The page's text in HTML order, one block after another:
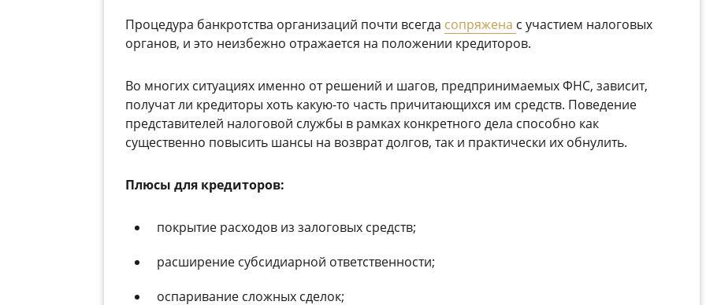
Процедура банкротства организаций почти всегда сопряжена с участием налоговых
органов, и это неизбежно отражается на положении кредиторов.
Во многих ситуациях именно от решений и шагов, предпринимаемых ФНС, зависит,
получат ли кредиторы хоть какую-то часть причитающихся им средств. Поведение
представителей налоговой службы в рамках конкретного дела способно как
существенно повысить шансы на возврат долгов, так и практически их обнулить.
Плюсы для кредиторов:
покрытие расходов из залоговых средств;
расширение субсидиарной ответственности;
оспаривание сложных сделок;